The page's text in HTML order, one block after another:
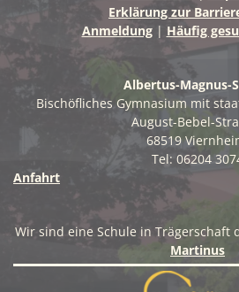
Erklärung zur
Anmeldung | Häufig
Albertus-Magnus-
Bischöfliches Gymnasium mit
August-Bebel-
68519
Tel: 06204
Anfahrt
Wir sind eine Schule in Trägerschaft
Martinus